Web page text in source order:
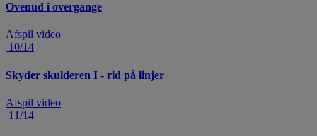
Ovenud i overgange
Afspil video
10/14
Skyder skulderen I - rid på linjer
Afspil video
11/14